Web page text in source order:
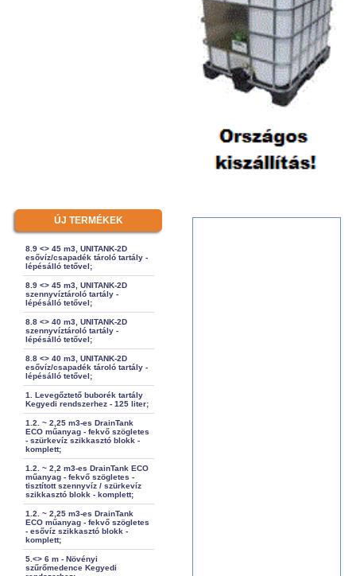
ÚJ TERMÉKEK
8.9 <> 45 m3, UNITANK-2D
esővíz/csapadék tároló tartály -
lépésálló tetővel;
8.9 <> 45 m3, UNITANK-2D
szennyvíztároló tartály -
lépésálló tetővel;
8.8 <> 40 m3, UNITANK-2D
szennyvíztároló tartály -
lépésálló tetővel;
8.8 <> 40 m3, UNITANK-2D
esővíz/csapadék tároló tartály -
lépésálló tetővel;
1. Levegőztető buborék tartály
Kegyedi rendszerhez - 125 liter;
1.2. ~ 2,25 m3-es DrainTank
ECO műanyag - fekvő szögletes
- szürkevíz szikkasztó blokk -
komplett;
1.2. ~ 2,2 m3-es DrainTank ECO
műanyag - fekvő szögletes -
tisztított szennyvíz / szürkevíz
szikkasztó blokk - komplett;
1.2. ~ 2,25 m3-es DrainTank
ECO műanyag - fekvő szögletes
- esővíz szikkasztó blokk -
komplett;
5.<> 6 m - Növényi
szűrőmedence Kegyedi